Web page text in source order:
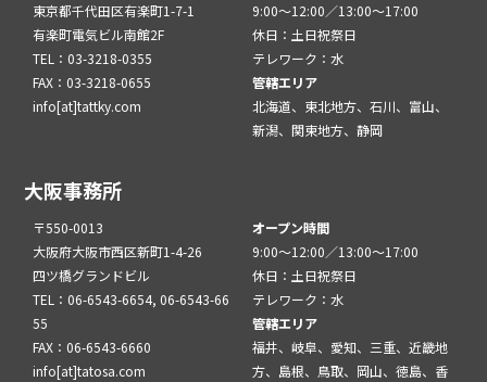
東京都千代田区有楽町1-7-1
有楽町電気ビル南館2F
TEL：03-3218-0355
FAX：03-3218-0655
info[at]tattky.com
9:00～12:00／13:00～17:00
休日：土日祝祭日
テレワーク：水
管轄エリア
北海道、東北地方、石川、富山、
新潟、関東地方、静岡
大阪事務所
〒550-0013
大阪府大阪市西区新町1-4-26
四ツ橋グランドビル
TEL：06-6543-6654, 06-6543-66
55
FAX：06-6543-6660
info[at]tatosa.com
オープン時間
9:00～12:00／13:00～17:00
休日：土日祝祭日
テレワーク：水
管轄エリア
福井、岐阜、愛知、三重、近畿地
方、島根、鳥取、岡山、徳島、香